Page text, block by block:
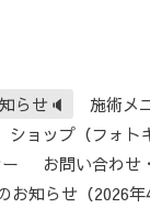
らせ🔈
施術メ
ショップ（フォト
お問い合わせ
お知らせ（2026年